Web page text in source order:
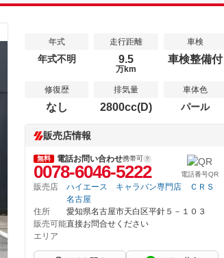
年式
年式不明
走行距離
9.5
万km
車検
車検整備付
修復歴
なし
排気量
2800cc(D)
車体色
パール
販売店情報
無料 電話お問い合わせ携帯可
0078-6046-5222 電話番号QR
販売店
ハイエース キャラバン専門店 ＣＲＳ
名古屋
住所
愛知県名古屋市天白区平針５－１０３
販売可能
エリア
直接お問合せください